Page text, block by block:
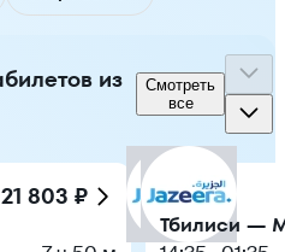
из
Смотреть
все
21 803 ₽
Тбилиси —